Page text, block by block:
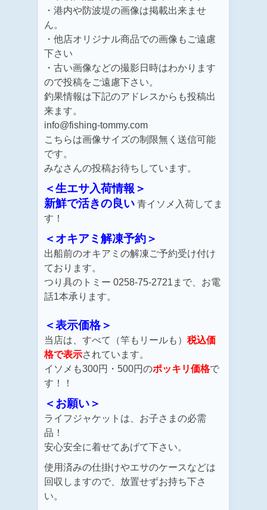
・港内や防波堤の画像は掲載出来ませ
ん。
・他店オリジナル商品での画像もご遠慮
下さい
・古い画像などの撮影日時はわかります
ので投稿をご遠慮下さい。
釣果情報は下記のアドレスからも投稿出
来ます。
info@fishing-tommy.com
こちらは画像サイズの制限無く送信可能
です。
みなさんの投稿お待ちしています。
＜生エサ入荷情報＞
新鮮で活きの良い 青イソメ 入荷してま
す！
＜オキアミ解凍予約＞
出船前のオキアミの解凍ご予約受け付け
ております。
つり具のトミー 0258-75-2721まで、お電
話1本承ります。
＜表示価格＞
当店は、すべて（竿もリールも） 税込価
格で表示されています。
イソメも300円・500円のポッキリ価格で
す！！
＜お願い＞
ライフジャケットは、お子さまの必需
品！
安心安全に着せてあげて下さい。
使用済みの仕掛けやエサのケースなどは
回収しますので、 放置せずお持ち下さ
い。